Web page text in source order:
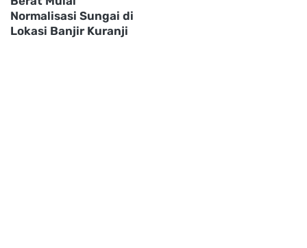
Normalisasi Sungai di
Lokasi Banjir Kuranji